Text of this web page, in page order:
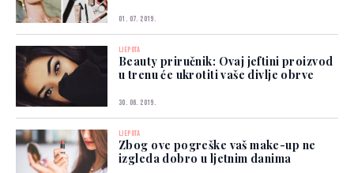
01. 07. 2019.
LJEPOTA
Beauty priručnik: Ovaj jeftini proizvod
u trenu će ukrotiti vaše divlje obrve
30. 06. 2019.
LJEPOTA
Zbog ove pogreške vaš make-up ne
izgleda dobro u ljetnim danima